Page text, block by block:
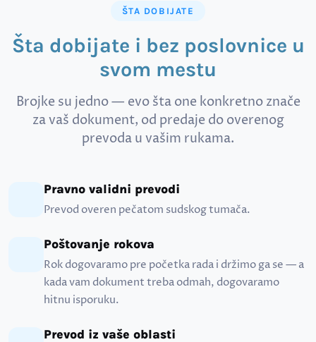
ŠTA DOBIJATE
Šta dobijate i bez poslovnice u
svom mestu
Brojke su jedno — evo šta one konkretno znače
za vaš dokument, od predaje do overenog
prevoda u vašim rukama.
Pravno validni prevodi
Prevod overen pečatom sudskog tumača.
Poštovanje rokova
Rok dogovaramo pre početka rada i držimo ga se — a
kada vam dokument treba odmah, dogovaramo
hitnu isporuku.
Prevod iz vaše oblasti